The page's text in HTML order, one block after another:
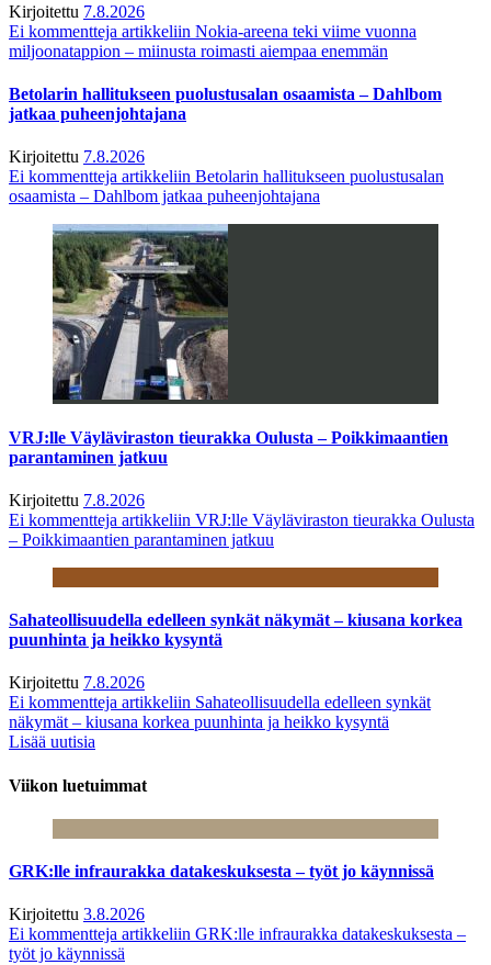
Kirjoitettu 7.8.2026
Ei kommentteja artikkeliin Nokia-areena teki viime vuonna
miljoonatappion – miinusta roimasti aiempaa enemmän
Betolarin hallitukseen puolustusalan osaamista – Dahlbom
jatkaa puheenjohtajana
Kirjoitettu 7.8.2026
Ei kommentteja artikkeliin Betolarin hallitukseen puolustusalan
osaamista – Dahlbom jatkaa puheenjohtajana
VRJ:lle Väyläviraston tieurakka Oulusta – Poikkimaantien
parantaminen jatkuu
Kirjoitettu 7.8.2026
Ei kommentteja artikkeliin VRJ:lle Väyläviraston tieurakka Oulusta
– Poikkimaantien parantaminen jatkuu
Sahateollisuudella edelleen synkät näkymät – kiusana korkea
puunhinta ja heikko kysyntä
Kirjoitettu 7.8.2026
Ei kommentteja artikkeliin Sahateollisuudella edelleen synkät
näkymät – kiusana korkea puunhinta ja heikko kysyntä
Lisää uutisia
Viikon luetuimmat
GRK:lle infraurakka datakeskuksesta – työt jo käynnissä
Kirjoitettu 3.8.2026
Ei kommentteja artikkeliin GRK:lle infraurakka datakeskuksesta –
työt jo käynnissä